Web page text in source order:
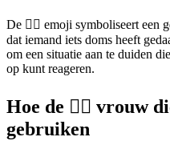
De 🤦‍♀️ emoji symboliseert een
dat iemand iets doms heeft
om een situatie aan te duiden
op kunt reageren.
Hoe de 🤦‍♀️ vrouw
gebruiken